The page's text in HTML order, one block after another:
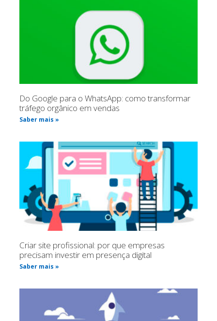
Do Google para o WhatsApp: como transformar
tráfego orgânico em vendas
Saber mais »
Criar site profissional: por que empresas
precisam investir em presença digital
Saber mais »